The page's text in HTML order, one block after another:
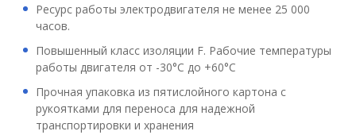
Ресурс работы электродвигателя не менее 25 000
часов.
Повышенный класс изоляции F. Рабочие температуры
работы двигателя от -30°С до +60°С
Прочная упаковка из пятислойного картона с
рукоятками для переноса для надежной
транспортировки и хранения